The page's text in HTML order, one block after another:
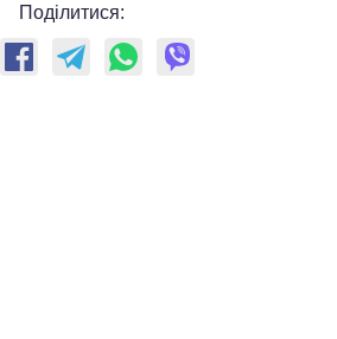
Поділитися: